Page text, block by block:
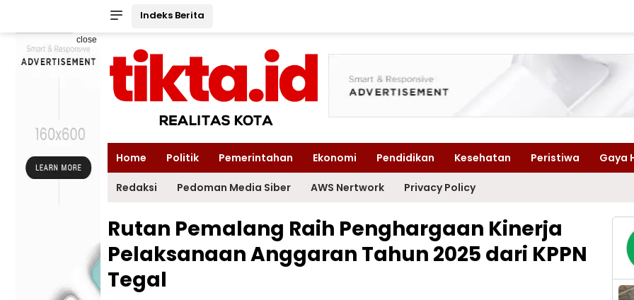
Indeks Berita
close
Home Politik Pemerintahan Ekonomi Pendidikan Kesehatan Peristiwa Gaya
Redaksi Pedoman Media Siber AWS Nertwork Privacy Policy
Rutan Pemalang Raih Penghargaan Kinerja
Pelaksanaan Anggaran Tahun 2025 dari KPPN
Tegal